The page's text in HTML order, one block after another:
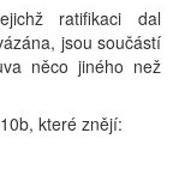
ratifikaci dal
jsou součástí
něco jiného než
které znějí: